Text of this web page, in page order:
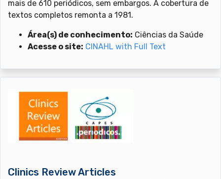
mais de 610 periódicos, sem embargos. A cobertura de
textos completos remonta a 1981.
Área(s) de conhecimento: Ciências da Saúde
Acesse o site: CINAHL with Full Text
Clinics Review Articles